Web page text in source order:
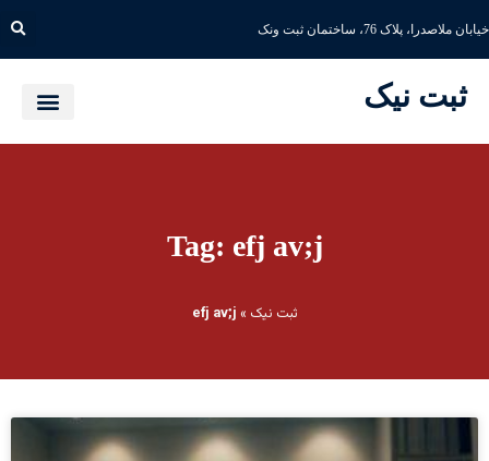
خیابان ملاصدرا، پلاک 76، ساختمان ثبت ونک
ثبت نیک
Tag: efj av;j
ثبت نیک »
efj av;j